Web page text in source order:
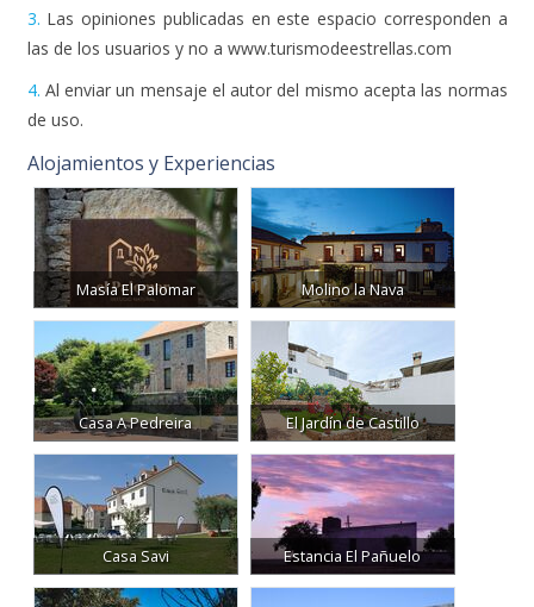
3. Las opiniones publicadas en este espacio corresponden a
las de los usuarios y no a www.turismodeestrellas.com
4. Al enviar un mensaje el autor del mismo acepta las normas
de uso.
Alojamientos y Experiencias
Masía El Palomar Molino la Nava
Casa A Pedreira El Jardín de Castillo
Casa Savi Estancia El Pañuelo